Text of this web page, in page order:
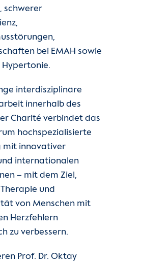
schwerer
bei EMAH sowie
interdisziplinäre
innerhalb des
Charité verbindet das
hochspezialisierte
mit innovativer
internationalen
– mit dem Ziel,
und
von Menschen mit
Herzfehlern
zu verbessern.
Prof. Dr. Oktay